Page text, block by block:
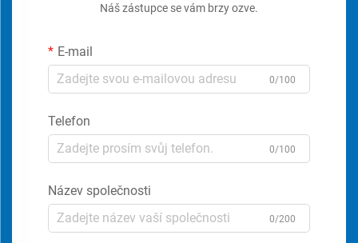
Náš zástupce se vám brzy ozve.
E-mail
0/100
Telefon
0/100
Název společnosti
0/200